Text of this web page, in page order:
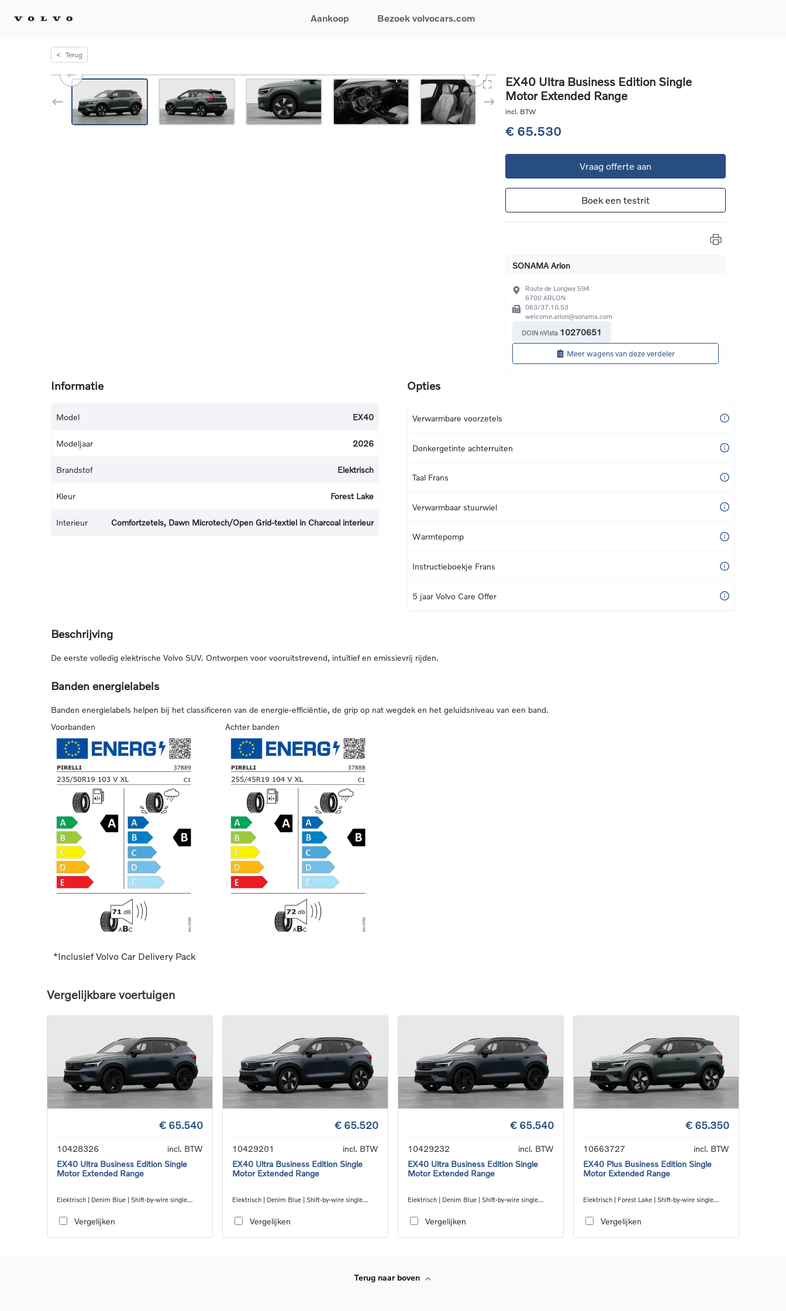
Aankoop
EX30
EX40
EC40
Elektrische auto's
Plug-inhybride auto's
Mild hybrid auto's
Bezoek volvocars.com
Stel uw wagen samen
Tijdelijke aanbiedingen
Gecertificeerde
Financieren
Verzekeringen
Boek een onderhoud
Onderhoud & herstellingen
Overname van uw auto
24/7 Pechverhelping
< Terug
EX40 Ultra Business Edition Single
Motor Extended Range
incl. BTW
€ 65.530
Vraag offerte aan
Boek een testrit
SONAMA Arlon
Route de Longwy 594
6700 ARLON
063/37.10.53
welcome.arlon@sonama.com
DOIN nVista 10270651
Meer wagens van deze verdeler
Informatie
Model EX40
Modeljaar 2026
Brandstof Elektrisch
Kleur Forest Lake
Interieur Comfortzetels, Dawn Microtech/Open Grid-textiel in Charcoal interieur
Opties
Verwarmbare voorzetels
Donkergetinte achterruiten
Taal Frans
Verwarmbaar stuurwiel
Warmtepomp
Instructieboekje Frans
5 jaar Volvo Care Offer
Beschrijving
De eerste volledig elektrische Volvo SUV. Ontworpen voor vooruitstrevend, intuïtief en emissievrij rijden.
Banden energielabels
Banden energielabels helpen bij het classificeren van de energie-efficiëntie, de grip op nat wegdek en het geluidsniveau van een band.
Voorbanden
Achter banden
*Inclusief Volvo Car Delivery Pack
Vergelijkbare voertuigen
€ 65.540
10428326
incl. BTW
EX40 Ultra Business Edition Single
Motor Extended Range
Elektrisch | Denim Blue | Shift-by-wire single
Vergelijken
€ 65.520
10429201
incl. BTW
EX40 Ultra Business Edition Single
Motor Extended Range
Elektrisch | Denim Blue | Shift-by-wire single
Vergelijken
€ 65.540
10429232
incl. BTW
EX40 Ultra Business Edition Single
Motor Extended Range
Elektrisch | Denim Blue | Shift-by-wire single
Vergelijken
€ 65.350
10663727
incl. BTW
EX40 Plus Business Edition Single
Motor Extended Range
Elektrisch | Forest Lake | Shift-by-wire single
Vergelijken
Terug naar boven